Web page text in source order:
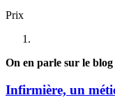
Prix
On en parle sur le blog
Infirmière, un